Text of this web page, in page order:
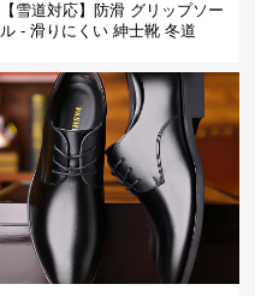
【雪道対応】防滑 グリップソー
ル - 滑りにくい 紳士靴 冬道